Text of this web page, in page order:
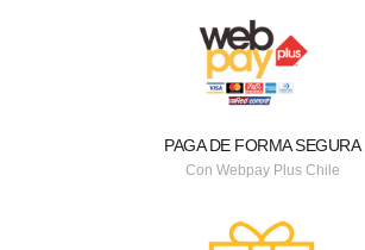
PAGA DE FORMA SEGURA
Con Webpay Plus Chile